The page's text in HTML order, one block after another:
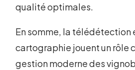
qualité optimales.
En somme, la télédétection
cartographie jouent un rôle
gestion moderne des